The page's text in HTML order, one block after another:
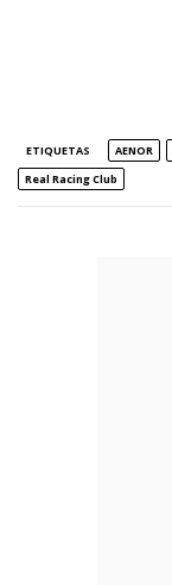
ETIQUETAS AENOR
Real Racing Club